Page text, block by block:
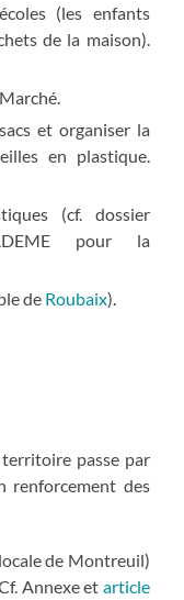
(les enfants
de la maison).
et organiser la
en plastique.
(cf. dossier
pour la
de Roubaix).
territoire passe par
renforcement des
de Montreuil)
Annexe et article